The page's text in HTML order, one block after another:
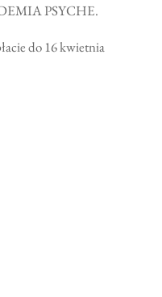
PSYCHE.
do 16 kwietnia